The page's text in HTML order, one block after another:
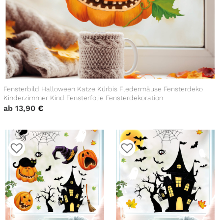
Fensterbild Halloween Katze Kürbis Fledermäuse Fensterdeko
Kinderzimmer Kind Fensterfolie Fensterdekoration
ab 13,90 €